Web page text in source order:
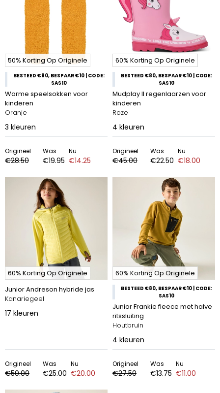
50% Korting Op Originele
BESTEED €80, BESPAAR €10 | CODE:
SAS10
Warme speelsokken voor
kinderen
Oranje
3 kleuren
Origineel
€28.50
Was
€19.95
Nu
€14.25
60% Korting Op Originele
BESTEED €80, BESPAAR €10 | CODE:
SAS10
Mudplay II regenlaarzen voor
kinderen
Roze
4 kleuren
Origineel
€45.00
Was
€22.50
Nu
€18.00
60% Korting Op Originele
Junior Andreson hybride jas
Kanariegeel
17 kleuren
Origineel
€50.00
Was
€25.00
Nu
€20.00
60% Korting Op Originele
BESTEED €80, BESPAAR €10 | CODE:
SAS10
Junior Frankie fleece met halve
ritssluiting
Houtbruin
4 kleuren
Origineel
€27.50
Was
€13.75
Nu
€11.00